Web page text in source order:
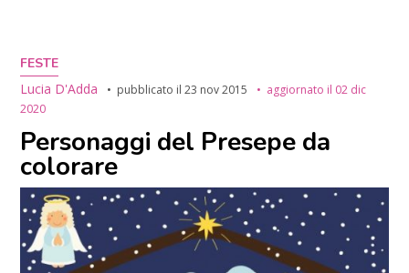
FESTE
Lucia D'Adda
pubblicato il23 nov 2015 aggiornato il 02 dic
2020
Personaggi del Presepe da
colorare